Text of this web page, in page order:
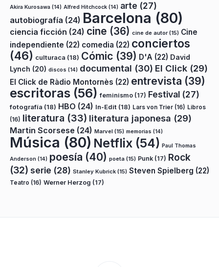
Akira Kurosawa (14) Alfred Hitchcock (14) arte (27)
autobiografía (24) Barcelona (80)
ciencia ficción (24) cine (36) cine de autor(15) Cine
independiente (22) comedia (22) conciertos
(46) culturaca (18) Cómic (39) D'A (22) David
Lynch (20) discos (14) documental (30) El Click (29)
El Click de Ràdio Montornès (22) entrevista (39)
escritoras (56) feminismo (17) Festival (27)
fotografía (18) HBO (24) In-Edit (18) Lars von Trier (16) Libros
(16) literatura (33) literatura japonesa (29)
Martin Scorsese (24) Marvel (15) memorias (14)
Música (80) Netflix (54) Paul Thomas
Anderson (14) poesía (40) poeta (15) Punk (17) Rock
(32) serie (28) Stanley Kubrick (15) Steven Spielberg (22)
Teatro (16) Werner Herzog (17)